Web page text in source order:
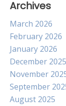
Archives
March 2026
February 2026
January 2026
December 2025
November
September
August 2025